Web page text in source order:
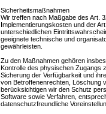
Sicherheitsmaßnahmen
Wir treffen nach Maßgabe des Art.
Implementierungskosten und der
unterschiedlichen
geeignete technische und
gewährleisten.
Zu den Maßnahmen gehören
Kontrolle des physischen Zugangs
Sicherung der Verfügbarkeit und
von Betroffenenrechten, Löschung
berücksichtigen wir den Schutz
Software sowie Verfahren,
datenschutzfreundliche